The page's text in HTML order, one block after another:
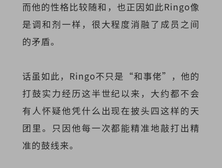
而他的性格比较随和，也正因如此Ringo像
是调和剂一样，很大程度消融了成员之间
的矛盾。
话虽如此，Ringo不只是“和事佬”，他的
打鼓实力经历这半世纪以来，大约都不会
有人怀疑他凭什么出现在披头四这样的天
团里。只因他每一次都能精准地敲打出精
准的鼓线来。